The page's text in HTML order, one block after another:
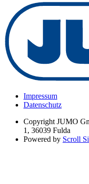
Impressum
Datenschutz
Copyright JUMO
1, 36039 Fulda
Powered by Scroll